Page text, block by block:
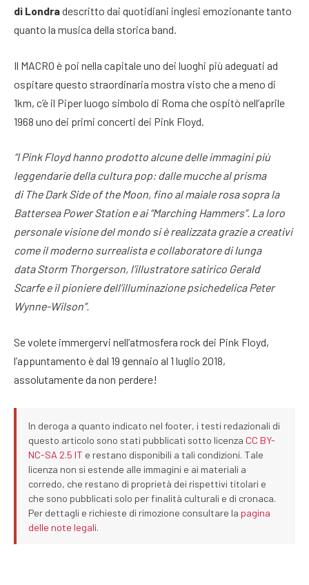
di Londradescritto dai quotidiani inglesi emozionante tanto
quanto la musica della storica band.
Il MACRO è poi nella capitale uno dei luoghi più adeguati ad
ospitare questo straordinaria mostra visto che a meno di
1km, c’è il Piper luogo simbolo di Roma che ospitò nell’aprile
1968 uno dei primi concerti dei Pink Floyd.
“I Pink Floyd hanno prodotto alcune delle immagini più
leggendarie della cultura pop: dalle mucche al prisma
di The Dark Side of the Moon, fino al maiale rosa sopra la
Battersea Power Station e ai “Marching Hammers”. La loro
personale visione del mondo si è realizzata grazie a creativi
come il moderno surrealista e collaboratore di lunga
data Storm Thorgerson, l’illustratore satirico Gerald
Scarfe e il pioniere dell’illuminazione psichedelica Peter
Wynne-Wilson”.
Se volete immergervi nell’atmosfera rock dei Pink Floyd,
l’appuntamento è dal 19 gennaio al 1 luglio 2018,
assolutamente da non perdere!
In deroga a quanto indicato nel footer, i testi redazionali di
questo articolo sono stati pubblicati sotto licenza CC BY-
NC-SA 2.5 IT e restano disponibili a tali condizioni. Tale
licenza non si estende alle immagini e ai materiali a
corredo, che restano di proprietà dei rispettivi titolari e
che sono pubblicati solo per finalità culturali e di cronaca.
Per dettagli e richieste di rimozione consultare la pagina
delle note legali.